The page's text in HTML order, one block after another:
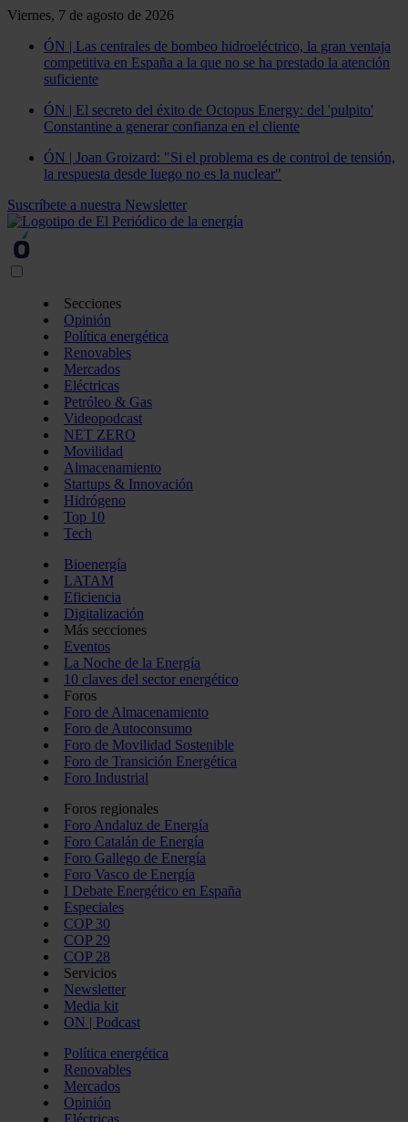
Viernes, 7 de agosto de 2026
ÓN | Las centrales de bombeo hidroeléctrico, la gran ventaja
competitiva en España a la que no se ha prestado la atención
suficiente
ÓN | El secreto del éxito de Octopus Energy: del 'pulpito'
Constantine a generar confianza en el cliente
ÓN | Joan Groizard: "Si el problema es de control de tensión,
la respuesta desde luego no es la nuclear"
Suscríbete a nuestra Newsletter
Secciones
Opinión
Política energética
Renovables
Mercados
Eléctricas
Petróleo & Gas
Videopodcast
NET ZERO
Movilidad
Almacenamiento
Startups & Innovación
Hidrógeno
Top 10
Tech
Bioenergía
LATAM
Eficiencia
Digitalización
Más secciones
Eventos
La Noche de la Energía
10 claves del sector energético
Foros
Foro de Almacenamiento
Foro de Autoconsumo
Foro de Movilidad Sostenible
Foro de Transición Energética
Foro Industrial
Foros regionales
Foro Andaluz de Energía
Foro Catalán de Energía
Foro Gallego de Energía
Foro Vasco de Energía
I Debate Energético en España
Especiales
COP 30
COP 29
COP 28
Servicios
Newsletter
Media kit
ON | Podcast
Política energética
Renovables
Mercados
Opinión
Eléctricas